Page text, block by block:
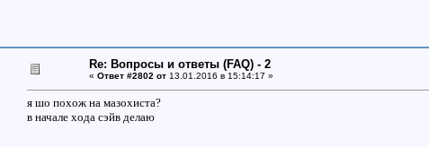
Re: Вопросы и ответы (FAQ) - 2
« Ответ #2802 от 13.01.2016 в 15:14:17 »
я шо похож на мазохиста?
в начале хода сэйв делаю